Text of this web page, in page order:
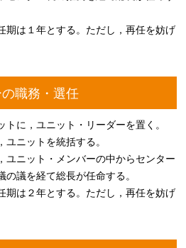
は１年とする。ただし，再任を妨げ
職務・選任
に，ユニット・リーダーを置く。
ニットを統括する。
ニット・メンバーの中からセンター
議を経て総長が任命する。
は２年とする。ただし，再任を妨げ